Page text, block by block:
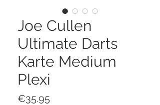
Joe Cullen
Ultimate Darts
Karte Medium
Plexi
€35.95Price